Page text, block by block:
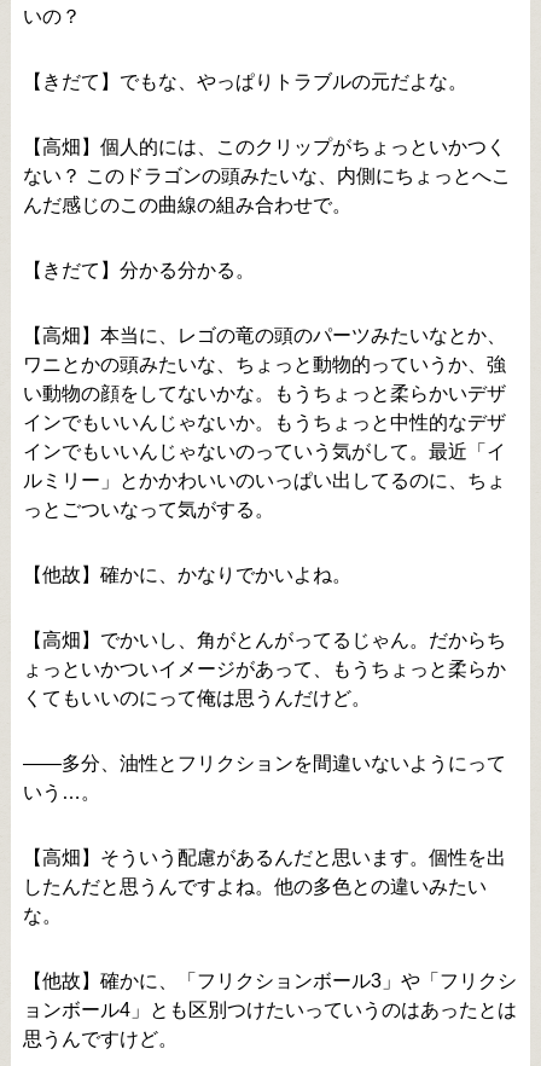
いの？
【きだて】でもな、やっぱりトラブルの元だよな。
【高畑】個人的には、このクリップがちょっといかつく
ない？ このドラゴンの頭みたいな、内側にちょっとへこ
んだ感じのこの曲線の組み合わせで。
【きだて】分かる分かる。
【高畑】本当に、レゴの竜の頭のパーツみたいなとか、
ワニとかの頭みたいな、ちょっと動物的っていうか、強
い動物の顔をしてないかな。もうちょっと柔らかいデザ
インでもいいんじゃないか。もうちょっと中性的なデザ
インでもいいんじゃないのっていう気がして。最近「イ
ルミリー」とかかわいいのいっぱい出してるのに、ちょ
っとごついなって気がする。
【他故】確かに、かなりでかいよね。
【高畑】でかいし、角がとんがってるじゃん。だからち
ょっといかついイメージがあって、もうちょっと柔らか
くてもいいのにって俺は思うんだけど。
――多分、油性とフリクションを間違いないようにって
いう…。
【高畑】そういう配慮があるんだと思います。個性を出
したんだと思うんですよね。他の多色との違いみたい
な。
【他故】確かに、「フリクションボール3」や「フリクシ
ョンボール4」とも区別つけたいっていうのはあったとは
思うんですけど。